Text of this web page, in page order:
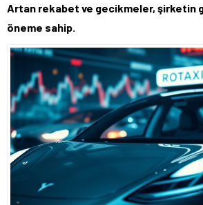
Artan rekabet ve gecikmeler, şirketin
öneme sahip.